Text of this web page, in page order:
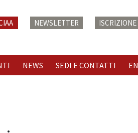
NEWSLETTER
NEWS SEDI E CONTATTI EN